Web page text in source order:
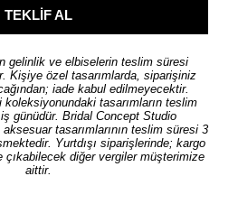
gelinlik ve elbiselerin teslim süresi
Kişiye özel tasarımlarda, siparişiniz
iade kabul edilmeyecektir.
tasarımların teslim
günüdür. Bridal Concept Studio
tasarımlarının teslim süresi 3
Yurtdışı siparişlerinde; kargo
diğer vergiler müşterimize
aittir.